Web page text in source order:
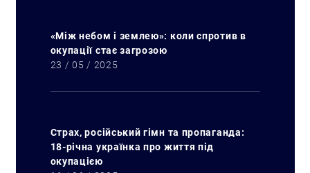
«Між небом і землею»: коли спротив в
окупації стає загрозою
23 / 05 / 2025
Страх, російський гімн та пропаганда:
18-річна українка про життя під
окупацією